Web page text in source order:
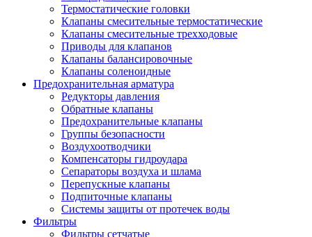
Термостатические головки
Клапаны смесительные термостатические
Клапаны смесительные трехходовые
Приводы для клапанов
Клапаны балансировочные
Клапаны соленоидные
Предохранительная арматура
Редукторы давления
Обратные клапаны
Предохранительные клапаны
Группы безопасности
Воздухоотводчики
Компенсаторы гидроудара
Сепараторы воздуха и шлама
Перепускные клапаны
Подпиточные клапаны
Системы защиты от протечек воды
Фильтры
Фильтры сетчатые